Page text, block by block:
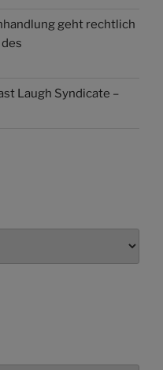
geht rechtlich
Laugh Syndicate –